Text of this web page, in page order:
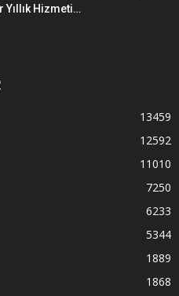
Hizmeti…
13459
12592
11010
7250
6233
5344
1889
1868